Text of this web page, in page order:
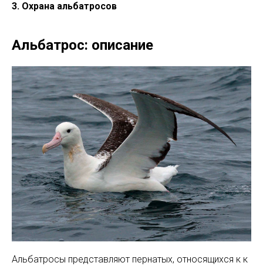
3. Охрана альбатросов
Альбатрос: описание
Альбатросы представляют пернатых, относящихся к к